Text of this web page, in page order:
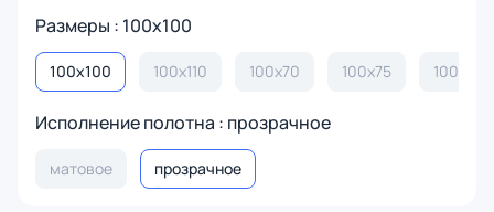
Размеры : 100х100
100х100 100х110 100х70 100х75 100х80
Исполнение полотна : прозрачное
матовое прозрачное